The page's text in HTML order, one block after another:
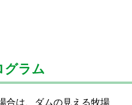
グラム
合は、ダムの見える牧場